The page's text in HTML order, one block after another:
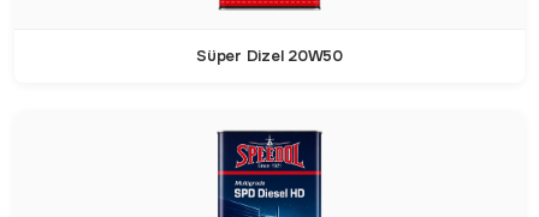
Süper Dizel 20W50